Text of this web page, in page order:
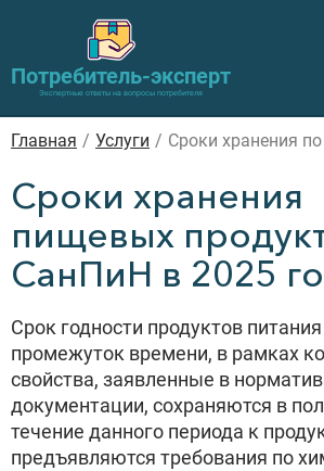
Потребитель-эксперт
Экспертные ответы на вопросы потребителя
Главная / Услуги / Сроки хранения
Сроки хранения
пищевых
СанПиН в 2025
Срок годности продуктов
промежуток времени, в рамках
свойства, заявленные в
документации, сохраняются в
течение данного периода к
предъявляются требования по